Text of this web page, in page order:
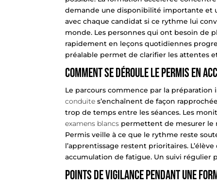
demande une disponibilité importante et
avec chaque candidat si ce rythme lui
monde. Les personnes qui ont besoin de
rapidement en leçons quotidiennes
préalable permet de clarifier les attentes
Comment se déroule le permis en
Le parcours commence par la préparation
conduite s’enchaînent de façon
trop de temps entre les séances. Les
examens blancs permettent de mesurer le
Permis veille à ce que le rythme reste
l’apprentissage restent prioritaires.
accumulation de fatigue. Un suivi régulier
Points de vigilance pendant une